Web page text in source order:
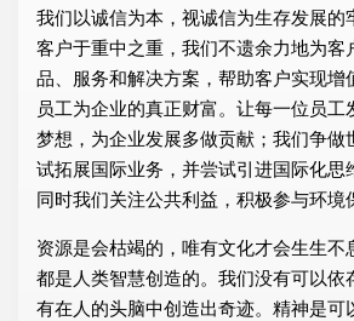
我们以诚信为本，视诚信为生存发展的
客户于重中之重，我们不遗余力地为客
品、服务和解决方案，帮助客户实现增
员工为企业的真正财富。让每一位员工
梦想，为企业发展多做贡献；我们争做
试拓展国际业务，并尝试引进国际化思
同时我们关注公共利益，积极参与环境
资源是会枯竭的，唯有文化才会生生不
都是人类智慧创造的。我们没有可以依
有在人的头脑中创造出奇迹。精神是可